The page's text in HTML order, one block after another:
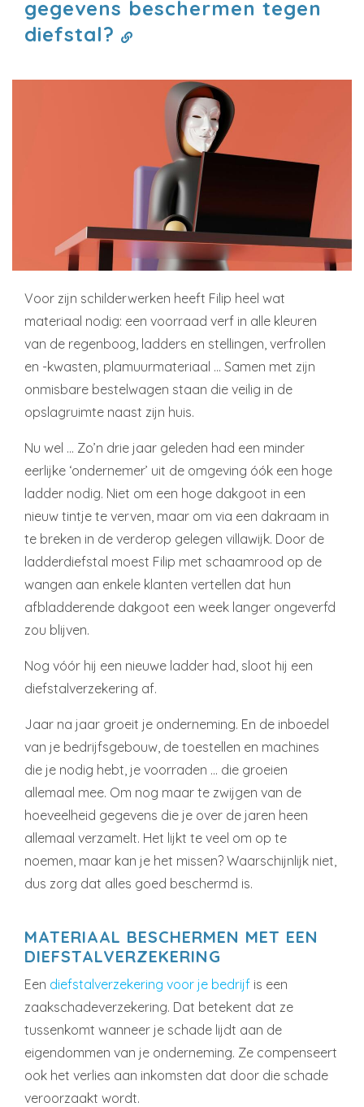
gegevens beschermen tegen
diefstal?
Voor zijn schilderwerken heeft Filip heel wat
materiaal nodig: een voorraad verf in alle kleuren
van de regenboog, ladders en stellingen, verfrollen
en -kwasten, plamuurmateriaal … Samen met zijn
onmisbare bestelwagen staan die veilig in de
opslagruimte naast zijn huis.
Nu wel … Zo’n drie jaar geleden had een minder
eerlijke ‘ondernemer’ uit de omgeving óók een hoge
ladder nodig. Niet om een hoge dakgoot in een
nieuw tintje te verven, maar om via een dakraam in
te breken in de verderop gelegen villawijk. Door de
ladderdiefstal moest Filip met schaamrood op de
wangen aan enkele klanten vertellen dat hun
afbladderende dakgoot een week langer ongeverfd
zou blijven.
Nog vóór hij een nieuwe ladder had, sloot hij een
diefstalverzekering af.
Jaar na jaar groeit je onderneming. En de inboedel
van je bedrijfsgebouw, de toestellen en machines
die je nodig hebt, je voorraden … die groeien
allemaal mee. Om nog maar te zwijgen van de
hoeveelheid gegevens die je over de jaren heen
allemaal verzamelt. Het lijkt te veel om op te
noemen, maar kan je het missen? Waarschijnlijk niet,
dus zorg dat alles goed beschermd is.
MATERIAAL BESCHERMEN MET EEN
DIEFSTALVERZEKERING
Een diefstalverzekering voor je bedrijf is een
zaakschadeverzekering. Dat betekent dat ze
tussenkomt wanneer je schade lijdt aan de
eigendommen van je onderneming. Ze compenseert
ook het verlies aan inkomsten dat door die schade
veroorzaakt wordt.